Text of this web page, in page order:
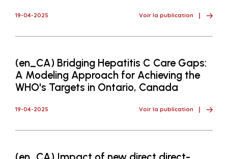
19-04-2025 Voir la publication
(en_CA) Bridging Hepatitis C Care Gaps:
A Modeling Approach for Achieving the
WHO's Targets in Ontario, Canada
19-04-2025 Voir la publication